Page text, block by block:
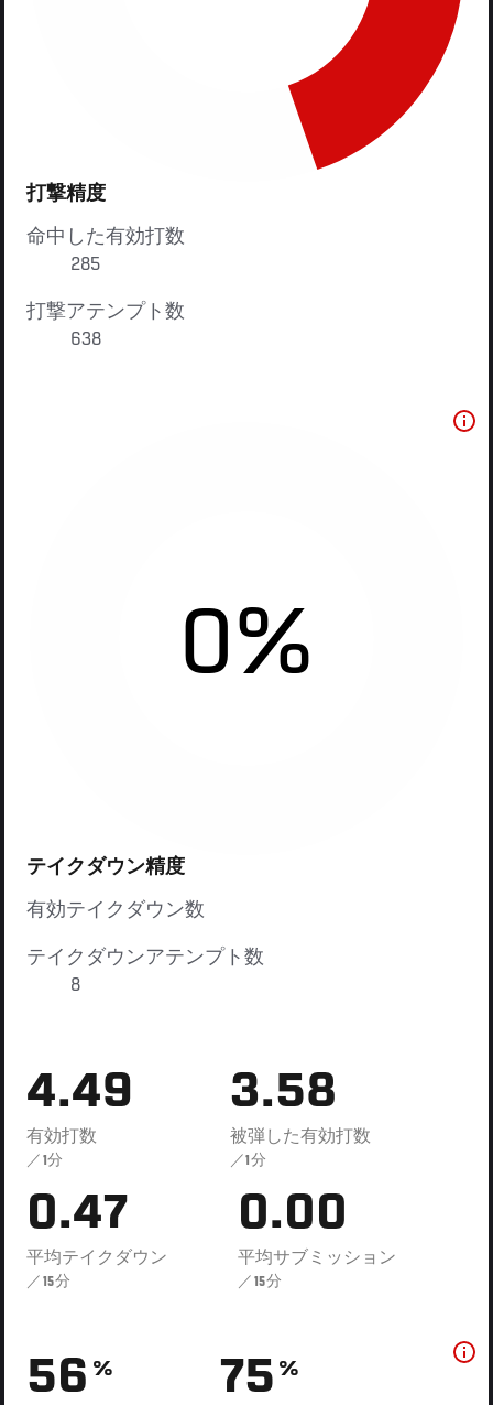
打撃精度
命中した有効打数
285
打撃アテンプト数
638
0%
テイクダウン精度
有効テイクダウン数
テイクダウンアテンプト数
8
4.49
有効打数
／1分
3.58
被弾した有効打数
／1分
0.47
平均テイクダウン
／15分
0.00
平均サブミッション
／15分
56 % 75 %